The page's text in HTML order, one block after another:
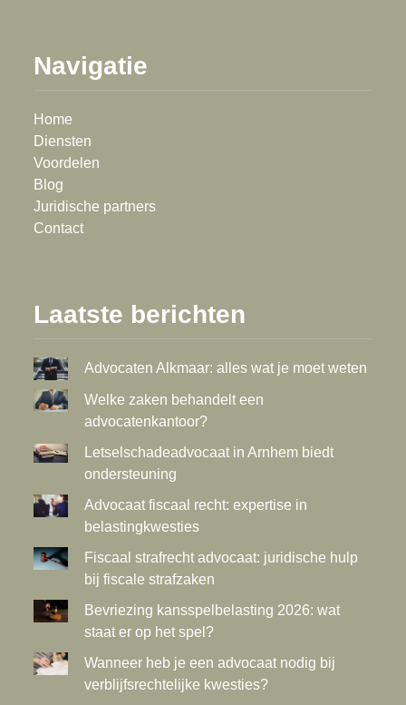
Navigatie
Home
Diensten
Voordelen
Blog
Juridische partners
Contact
Laatste berichten
Advocaten Alkmaar: alles wat je moet weten
Welke zaken behandelt een
advocatenkantoor?
Letselschadeadvocaat in Arnhem biedt
ondersteuning
Advocaat fiscaal recht: expertise in
belastingkwesties
Fiscaal strafrecht advocaat: juridische hulp
bij fiscale strafzaken
Bevriezing kansspelbelasting 2026: wat
staat er op het spel?
Wanneer heb je een advocaat nodig bij
verblijfsrechtelijke kwesties?